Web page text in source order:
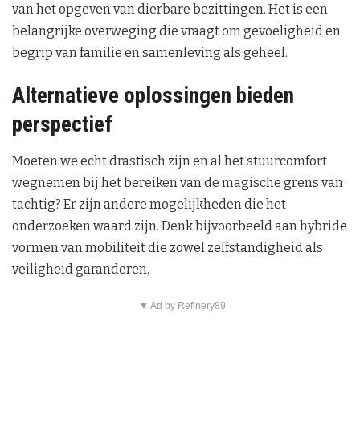
van het opgeven van dierbare bezittingen. Het is een
belangrijke overweging die vraagt om gevoeligheid en
begrip van familie en samenleving als geheel.
Alternatieve oplossingen bieden
perspectief
Moeten we echt drastisch zijn en al het stuurcomfort
wegnemen bij het bereiken van de magische grens van
tachtig? Er zijn andere mogelijkheden die het
onderzoeken waard zijn. Denk bijvoorbeeld aan hybride
vormen van mobiliteit die zowel zelfstandigheid als
veiligheid garanderen.
▼ Ad by Refinery89